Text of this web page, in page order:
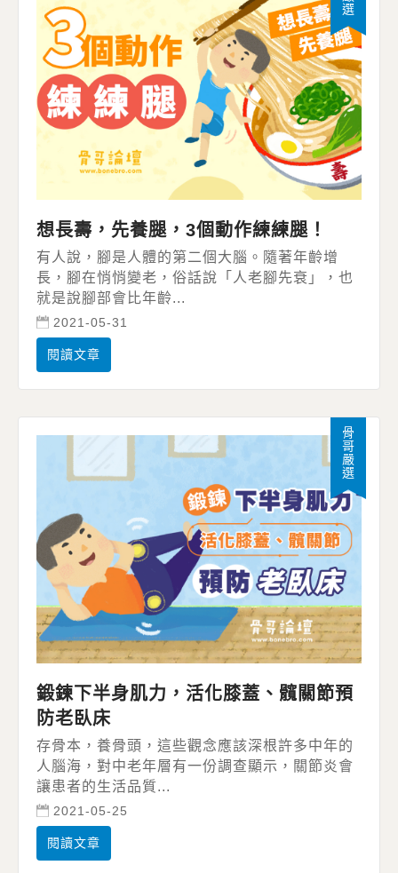
想長壽，先養腿，3個動作練練腿！
有人說，腳是人體的第二個大腦。隨著年齡增
長，腳在悄悄變老，俗話說「人老腳先衰」，也
就是說腳部會比年齡...
2021-05-31
閱讀文章
鍛鍊下半身肌力，活化膝蓋、髖關節預
防老臥床
存骨本，養骨頭，這些觀念應該深根許多中年的
人腦海，對中老年層有一份調查顯示，關節炎會
讓患者的生活品質...
2021-05-25
閱讀文章
骨哥嚴選